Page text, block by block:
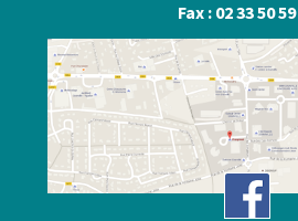
Fax : 02 33 50